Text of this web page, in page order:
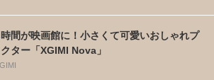
間が映画館に！小さくて可愛いおしゃれプ
ター「XGIMI Nova」